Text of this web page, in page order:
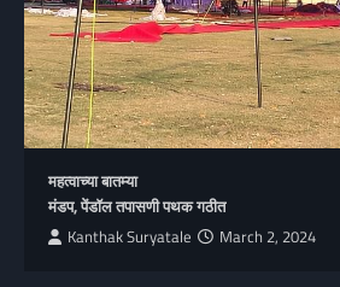
महत्वाच्या बातम्या
मंडप, पेंडॉल तपासणी पथक गठीत
Kanthak Suryatale March 2, 2024